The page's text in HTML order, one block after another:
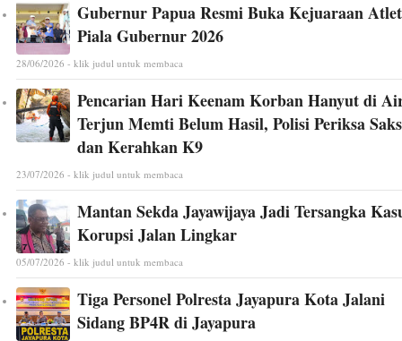
Gubernur Papua Resmi Buka Kejuaraan
Piala Gubernur 2026
28/06/2026 - klik judul untuk membaca
Pencarian Hari Keenam Korban Hanyut di
Terjun Memti Belum Hasil, Polisi Periksa
dan Kerahkan K9
23/07/2026 - klik judul untuk membaca
Mantan Sekda Jayawijaya Jadi Tersangka
Korupsi Jalan Lingkar
05/07/2026 - klik judul untuk membaca
Tiga Personel Polresta Jayapura Kota Jalani
Sidang BP4R di Jayapura